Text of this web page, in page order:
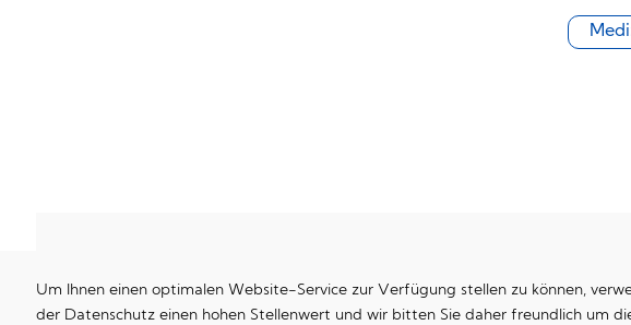
Um Ihnen einen optimalen Website-Service zur Verfügung stellen zu können,
der Datenschutz einen hohen Stellenwert und wir bitten Sie daher freundlich um